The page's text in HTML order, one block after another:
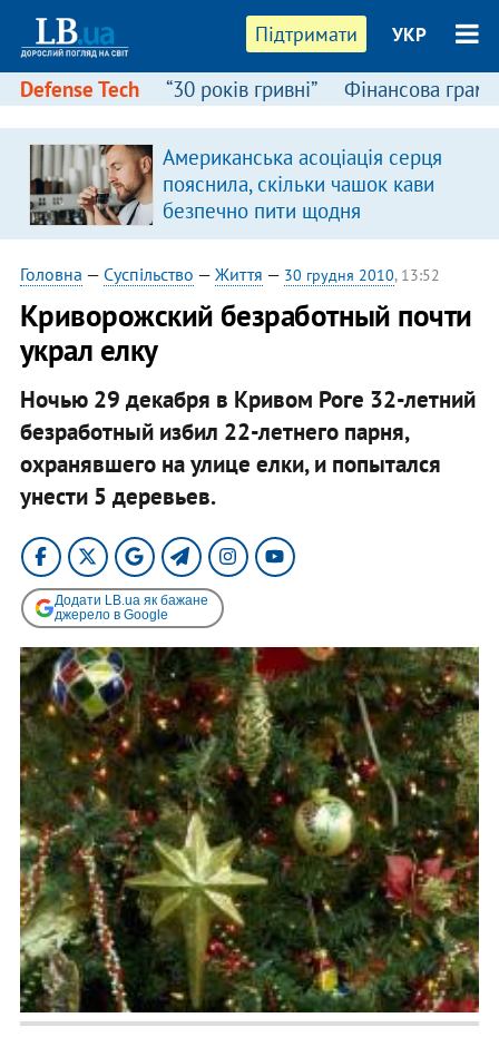
Підтримати УКР
Defense Tech “30 років гривні” Фінансова
Американська асоціація серця
пояснила, скільки чашок кави
безпечно пити щодня
Головна — Суспільство — Життя — 30 грудня 2010, 13:52
Криворожский безработный почти
украл елку
Ночью 29 декабря в Кривом Роге 32-летний
безработный избил 22-летнего парня,
охранявшего на улице елки, и попытался
унести 5 деревьев.​
Додати LB.ua як бажане
джерело в Google